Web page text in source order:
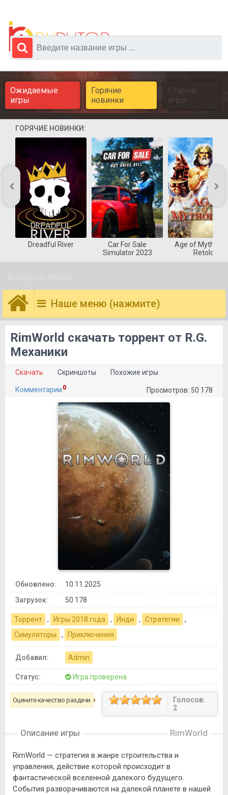
Ожидаемые
игры
Горячие
новинки
Старые
игры
ГОРЯЧИЕ НОВИНКИ:
Dreadful River
Car For Sale
Simulator 2023
Age of
Retold
Наше меню (нажмите)
RimWorld скачать торрент от R.G.
Механики
Скачать Скриншоты Похожие игры
Комментарии 0 Просмотров: 50 178
Обновлено:
10.11.2025
Загрузок:
50 178
Торрент , Игры 2018 года , Инди , Стратегии
,
Симуляторы
, Приключения
Добавил: Admin
Статус: Игра проверена
Оцените качество раздачи
Голосов:
2
Описание игры RimWorld
RimWorld — стратегия в жанре строительства и
управления, действие которой происходит в
фантастической вселенной далекого будущего.
События разворачиваются на далекой планете в нашей